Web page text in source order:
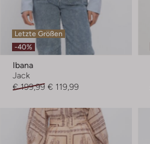
Letzte Größen
-40%
Ibana
Jack
€ 199,99 € 119,99